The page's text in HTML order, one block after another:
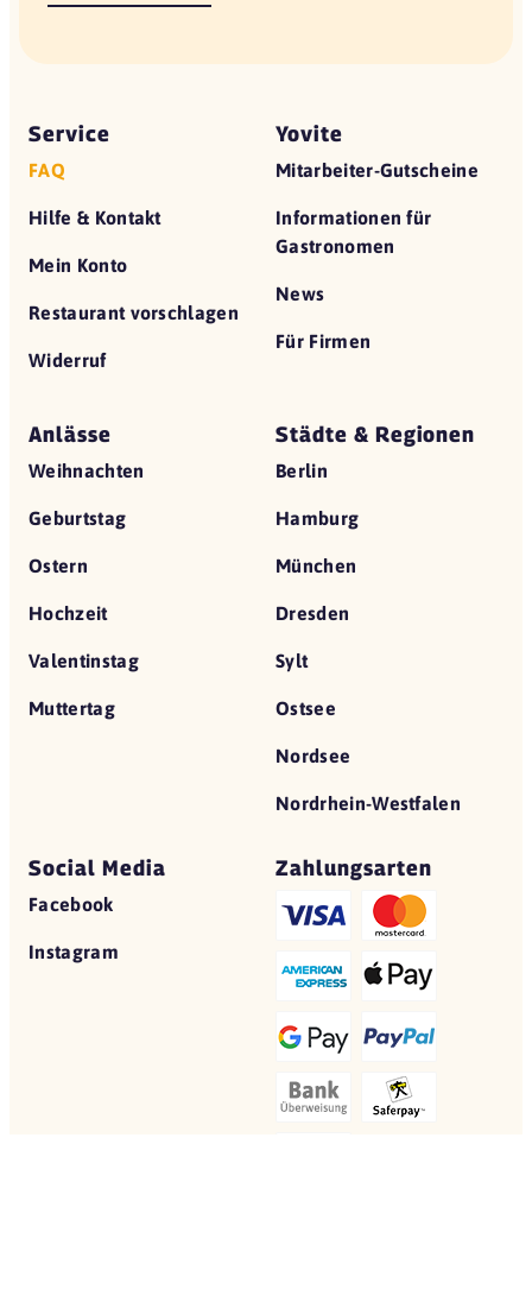
Service
FAQ
Hilfe & Kontakt
Mein Konto
Restaurant vorschlagen
Widerruf
Yovite
Mitarbeiter-Gutscheine
Informationen für
Gastronomen
News
Für Firmen
Anlässe
Weihnachten
Geburtstag
Ostern
Hochzeit
Valentinstag
Muttertag
Städte & Regionen
Berlin
Hamburg
München
Dresden
Sylt
Ostsee
Nordsee
Nordrhein-Westfalen
Social Media
Facebook
Instagram
Zahlungsarten